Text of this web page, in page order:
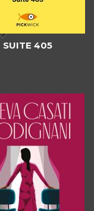
SUITE 405